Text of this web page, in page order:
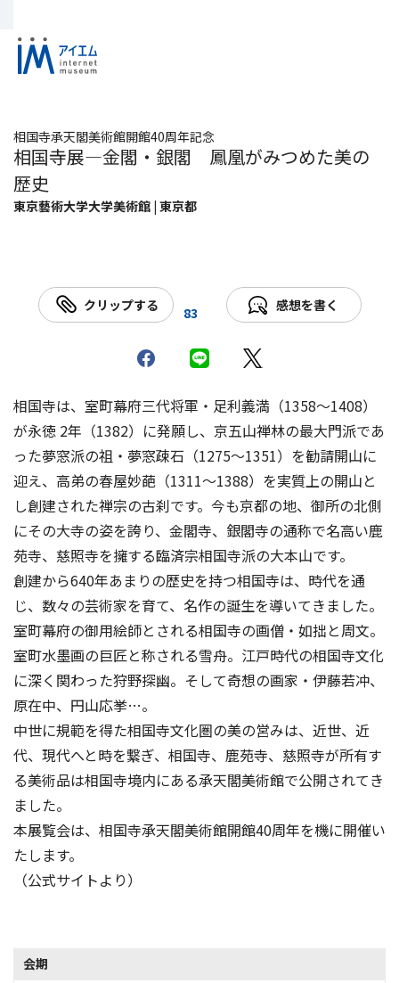
相国寺承天閣美術館開館40周年記念
相国寺展―金閣・銀閣 鳳凰がみつめた美の
歴史
東京藝術大学大学美術館 | 東京都
クリップする 83 感想を書く
相国寺は、室町幕府三代将軍・足利義満（1358〜1408）
が永徳 2年（1382）に発願し、京五山禅林の最大門派であ
った夢窓派の祖・夢窓疎石（1275〜1351）を勧請開山に
迎え、高弟の春屋妙葩（1311〜1388）を実質上の開山と
し創建された禅宗の古刹です。今も京都の地、御所の北側
にその大寺の姿を誇り、金閣寺、銀閣寺の通称で名高い鹿
苑寺、慈照寺を擁する臨済宗相国寺派の大本山です。
創建から640年あまりの歴史を持つ相国寺は、時代を通
じ、数々の芸術家を育て、名作の誕生を導いてきました。
室町幕府の御用絵師とされる相国寺の画僧・如拙と周文。
室町水墨画の巨匠と称される雪舟。江戸時代の相国寺文化
に深く関わった狩野探幽。そして奇想の画家・伊藤若冲、
原在中、円山応挙…。
中世に規範を得た相国寺文化圏の美の営みは、近世、近
代、現代へと時を繋ぎ、相国寺、鹿苑寺、慈照寺が所有す
る美術品は相国寺境内にある承天閣美術館で公開されてき
ました。
本展覧会は、相国寺承天閣美術館開館40周年を機に開催い
たします。
（公式サイトより）
会期